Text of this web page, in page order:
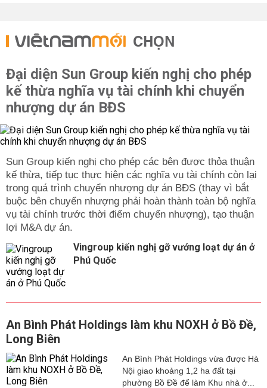
CHỌN
Đại diện Sun Group kiến nghị cho phép
kế thừa nghĩa vụ tài chính khi chuyển
nhượng dự án BĐS
Sun Group kiến nghị cho phép các bên được thỏa thuận
kế thừa, tiếp tục thực hiện các nghĩa vụ tài chính còn lại
trong quá trình chuyển nhượng dự án BĐS (thay vì bắt
buộc bên chuyển nhượng phải hoàn thành toàn bộ nghĩa
vụ tài chính trước thời điểm chuyển nhượng), tạo thuận
lợi M&A dự án.
Vingroup kiến nghị gỡ vướng loạt dự án ở
Phú Quốc
An Bình Phát Holdings làm khu NOXH ở Bồ Đề,
Long Biên
An Bình Phát Holdings vừa được Hà
Nội giao khoảng 1,2 ha đất tại
phường Bồ Đề để làm Khu nhà ở...